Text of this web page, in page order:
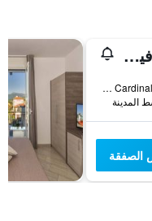
فيلا ليبرتي فيرسيليا
Via Cardinale Pellegrinetti 27, كامايور, توسكانا, إيطاليا